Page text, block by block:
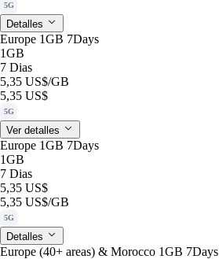
5G
Detalles
Europe 1GB 7Days
1GB
7 Dias
5,35 US$/GB
5,35 US$
5G
Ver detalles
Europe 1GB 7Days
1GB
7 Dias
5,35 US$
5,35 US$/GB
5G
Detalles
Europe (40+ areas) & Morocco 1GB 7Days